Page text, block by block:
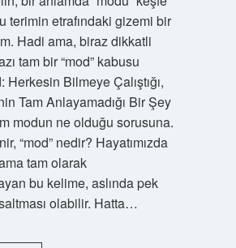
terimin etrafındaki gizemi bir
Hadi ama, biraz dikkatli
tam bir “mod” kabusu
Bilmeye Çalıştığı,
Tam Anlayamadığı Bir Şey
modun ne olduğu sorusuna.
“mod” nedir? Hayatımızda
tam olarak
bu kelime, aslında pek
olabilir. Hatta…